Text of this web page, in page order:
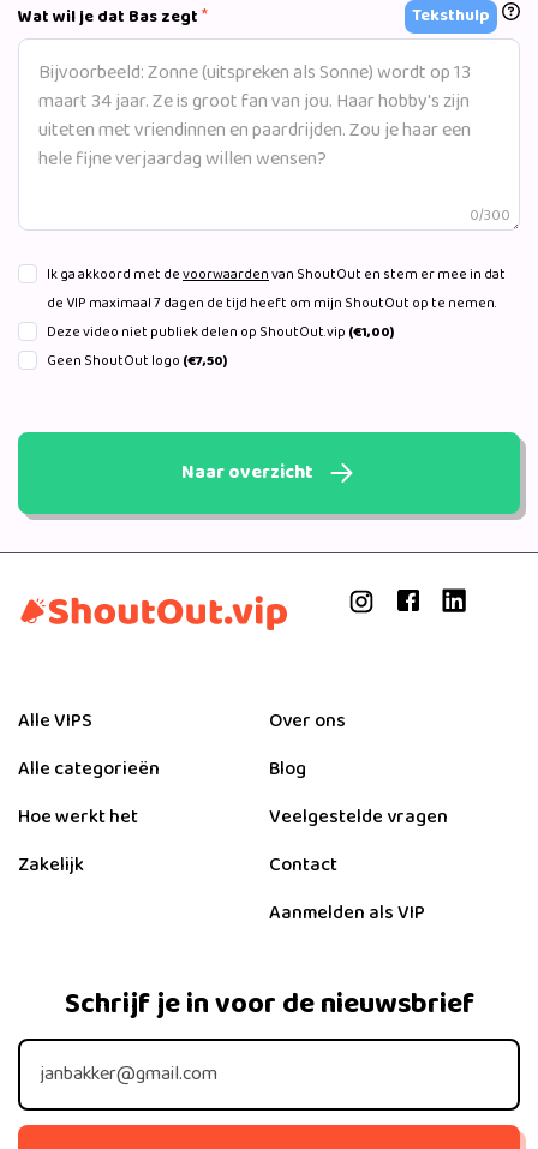
Wat wil je dat Bas zegt* Teksthulp
0/300
Ik ga akkoord met devoorwaardenvan ShoutOut en stem er mee in dat
de VIP maximaal 7 dagen de tijd heeft om mijn ShoutOut op te nemen.
Deze video niet publiek delen op ShoutOut.vip (€1,00)
Geen ShoutOut logo (€7,50)
Naar overzicht
Alle VIPS
Alle categorieën
Hoe werkt het
Zakelijk
Over ons
Blog
Veelgestelde vragen
Contact
Aanmelden als VIP
Schrijf je in voor de nieuwsbrief